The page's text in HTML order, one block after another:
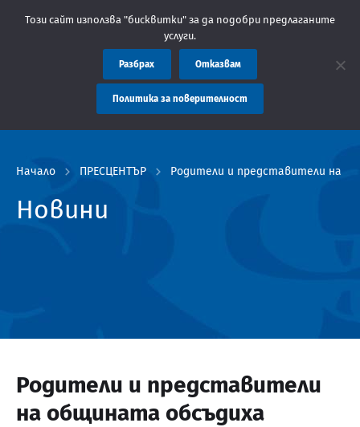
Областна администрация Пловдив препоръчва заплащането
Начало ПРЕСЦЕНТЪР Родители и представители на
Новини
Родители и представители
на общината обсъдиха
Този сайт използва "бисквитки" за да подобри предлаганите
услуги.
Разбрах Отказвам
Политика за поверителност